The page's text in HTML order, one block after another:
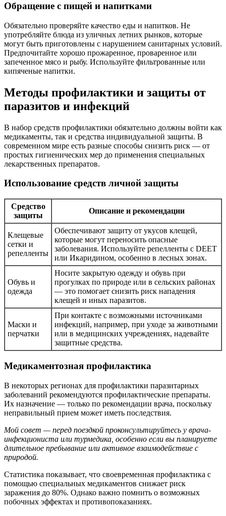
Обращение с пищей и напитками
Обязательно проверяйте качество еды и напитков. Не
употребляйте блюда из уличных летних рынков, которые
могут быть приготовлены с нарушением санитарных условий.
Предпочитайте хорошо прожаренное, проваренное или
запеченное мясо и рыбу. Используйте фильтрованные или
кипяченые напитки.
Методы профилактики и защиты от
паразитов и инфекций
В набор средств профилактики обязательно должны войти как
медикаменты, так и средства индивидуальной защиты. В
современном мире есть разные способы снизить риск — от
простых гигиенических мер до применения специальных
лекарственных препаратов.
Использование средств личной защиты
Средство
защиты
Описание и рекомендации
Клещевые
сетки и
репелленты
Обеспечивают защиту от укусов клещей,
которые могут переносить опасные
заболевания. Используйте репелленты с DEET
или Икаридином, особенно в лесных зонах.
Обувь и
одежда
Носите закрытую одежду и обувь при
прогулках по природе или в сельских районах
— это помогает снизить риск нападения
клещей и иных паразитов.
Маски и
перчатки
При контакте с возможными источниками
инфекций, например, при уходе за животными
или в медицинских учреждениях, надевайте
защитные средства.
Медикаментозная профилактика
В некоторых регионах для профилактики паразитарных
заболеваний рекомендуются профилактические препараты.
Их назначение — только по рекомендации врача, поскольку
неправильный прием может иметь последствия.
Мой совет — перед поездкой проконсультируйтесь у врача-
инфекциониста или турмедика, особенно если вы планируете
длительное пребывание или активное взаимодействие с
природой.
Статистика показывает, что своевременная профилактика с
помощью специальных медикаментов снижает риск
заражения до 80%. Однако важно помнить о возможных
побочных эффектах и противопоказаниях.